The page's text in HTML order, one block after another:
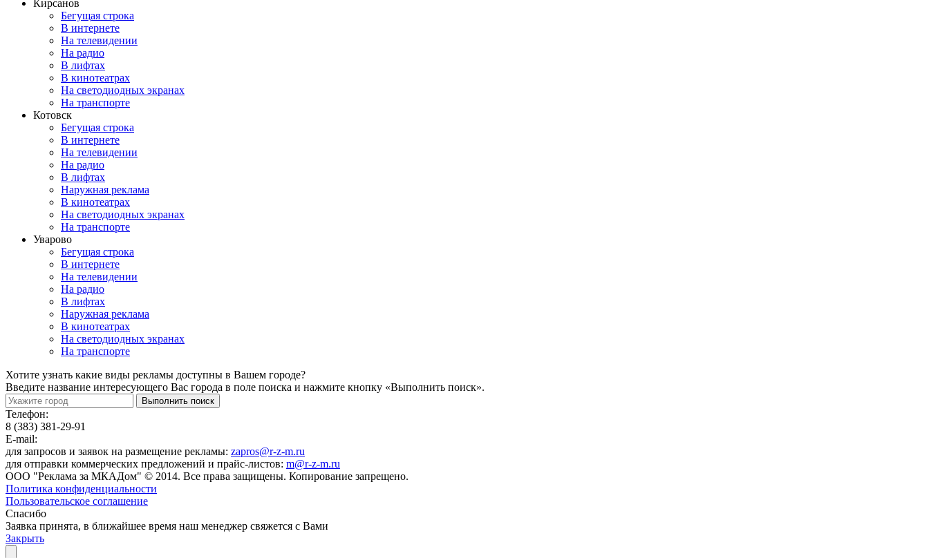
Кирсанов
Бегущая строка
В интернете
На телевидении
На радио
В лифтах
В кинотеатрах
На светодиодных экранах
На транспорте
Котовск
Бегущая строка
В интернете
На телевидении
На радио
В лифтах
Наружная реклама
В кинотеатрах
На светодиодных экранах
На транспорте
Уварово
Бегущая строка
В интернете
На телевидении
На радио
В лифтах
Наружная реклама
В кинотеатрах
На светодиодных экранах
На транспорте
Хотите узнать какие виды рекламы доступны в Вашем городе?
Введите название интересующего Вас города в поле поиска и нажмите кнопку «Выполнить поиск».
Телефон:
8 (383) 381-29-91
E-mail:
для запросов и заявок на размещение рекламы: zapros@r-z-m.ru
для отправки коммерческих предложений и прайс-листов: m@r-z-m.ru
ООО "Реклама за МКАДом" © 2014. Все права защищены. Копирование запрещено.
Политика конфиденциальности
Пользовательское соглашение
Спасибо
Заявка принята, в ближайшее время наш менеджер свяжется с Вами
Закрыть